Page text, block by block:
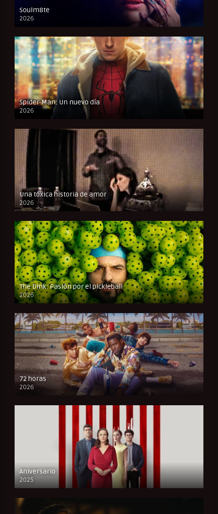
Soulm8te
2026
FULL HD
Spider-Man: Un nuevo día
2026
CAM
Una tóxica historia de amor
2026
FULL HD
The Dink: Pasión por el pickleball
2026
FULL HD
72 horas
2026
Aniversario
2025
FULL HD